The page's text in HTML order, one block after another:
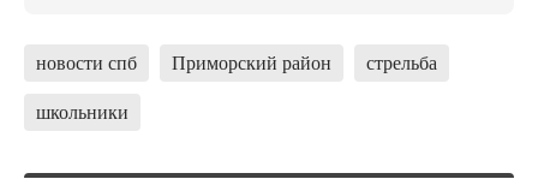
новости спб Приморский район
стрельба
школьники